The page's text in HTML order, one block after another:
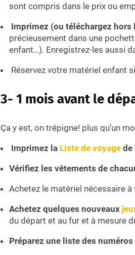
sont compris dans le prix ou
Imprimez (ou téléchargez
précieusement dans une
enfant…). Enregistrez-les aussi
Réservez votre matériel enfant
3- 1 mois avant le
Ça y est, on trépigne! plus qu’un
Imprimez la Liste de voyage de
Vérifiez les vêtements de
Achetez le matériel nécessaire à
Achetez quelques nouveaux
du départ et au fur et à mesure
Préparez une liste des